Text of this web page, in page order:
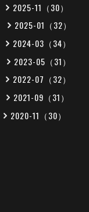
2025-11（30）
2025-01（32）
2024-03（34）
2023-05（31）
2022-07（32）
2021-09（31）
2020-11（30）